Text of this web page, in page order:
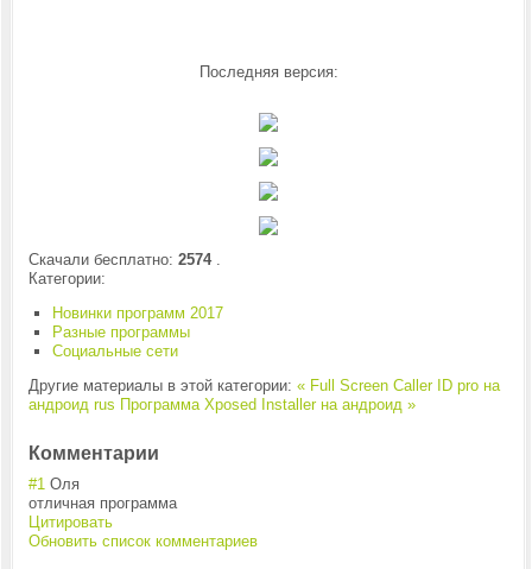
Последняя версия:
Скачали бесплатно: 2574.
Категории:
Новинки программ 2017
Разные программы
Социальные сети
Другие материалы в этой категории: « Full Screen Caller ID pro на
андроид rus Программа Xposed Installer на андроид »
Комментарии
#1 Оля
отличная программа
Цитировать
Обновить список комментариев